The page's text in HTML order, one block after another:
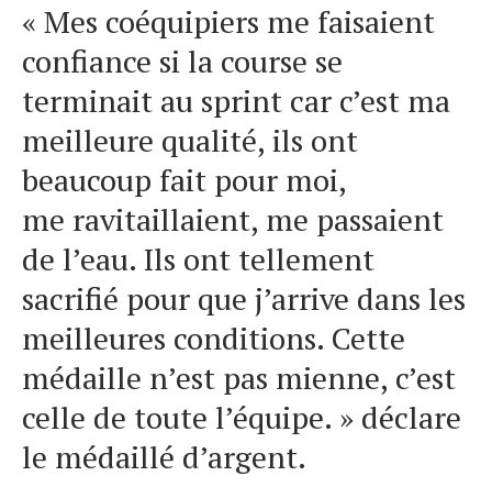
« Mes coéquipiers me faisaient
confiance si la course se
terminait au sprint car c’est ma
meilleure qualité, ils ont
beaucoup fait pour moi,
me ravitaillaient, me passaient
de l’eau. Ils ont tellement
sacrifié pour que j’arrive dans les
meilleures conditions. Cette
médaille n’est pas mienne, c’est
celle de toute l’équipe. » déclare
le médaillé d’argent.